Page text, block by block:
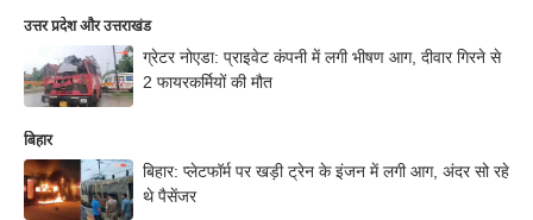
उत्तर प्रदेश और उत्तराखंड
ग्रेटर नोएडा: प्राइवेट कंपनी में लगी भीषण आग, दीवार गिरने से
2 फायरकर्मियों की मौत
बिहार
बिहार: प्लेटफॉर्म पर खड़ी ट्रेन के इंजन में लगी आग, अंदर सो रहे
थे पैसेंजर